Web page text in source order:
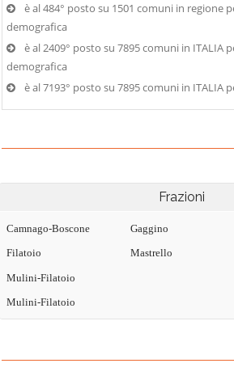
è al 484° posto su 1501 comuni in regione
demografica
è al 2409° posto su 7895 comuni in ITALIA
demografica
è al 7193° posto su 7895 comuni in ITALIA
Frazioni
Camnago-Boscone
Filatoio
Gaggino
Mastrello
Mulini-Filatoio
Mulini-Filatoio